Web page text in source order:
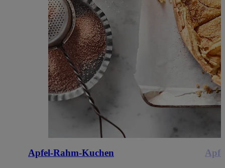
Apfel-Rahm-Kuchen